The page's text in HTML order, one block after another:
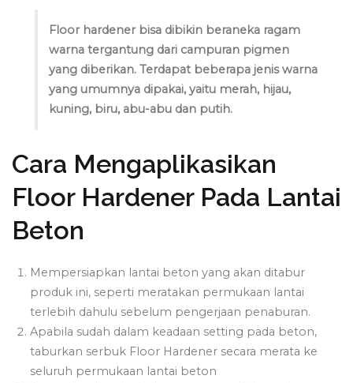
Floor hardener bisa dibikin beraneka ragam
warna tergantung dari campuran pigmen
yang diberikan. Terdapat beberapa jenis warna
yang umumnya dipakai, yaitu merah, hijau,
kuning, biru, abu-abu dan putih.
Cara Mengaplikasikan
Floor Hardener Pada Lantai
Beton
Mempersiapkan lantai beton yang akan ditabur
produk ini, seperti meratakan permukaan lantai
terlebih dahulu sebelum pengerjaan penaburan.
Apabila sudah dalam keadaan setting pada beton,
taburkan serbuk Floor Hardener secara merata ke
seluruh permukaan lantai beton